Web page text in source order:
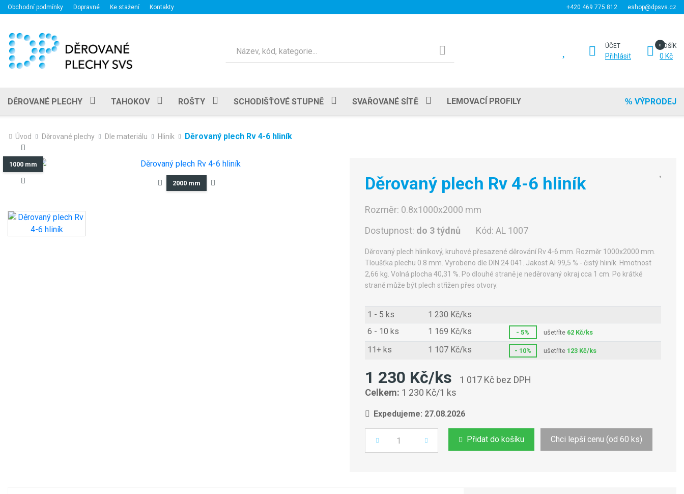
Obchodní podmínky Dopravné Ke stažení Kontakty +420 469 775 812 eshop@dpsvs.cz
ÚČET
Přihlásit
KOŠÍK
0 Kč
DĚROVANÉ PLECHY TAHOKOV ROŠTY SCHODIŠŤOVÉ STUPNĚ SVAŘOVANÉ SÍTĚ LEMOVACÍ PROFILY VÝPRODEJ
Úvod Děrované plechy Dle materiálu Hliník Děrovaný plech Rv 4-6 hliník
1000 mm
2000 mm Děrovaný plech Rv 4-6 hliník
Rozměr: 0.8x1000x2000 mm
Dostupnost: do 3 týdnů Kód: AL 1007
Děrovaný plech hliníkový, kruhové přesazené děrování Rv 4-6 mm. Rozměr 1000x2000 mm.
Tloušťka plechu 0.8 mm. Vyrobeno dle DIN 24 041. Jakost Al 99,5 % - čistý hliník. Hmotnost
2,66 kg. Volná plocha 40,31 %. Po dlouhé straně je neděrovaný okraj cca 1 cm. Po krátké
straně může být plech střižen přes otvory.
1 - 5 ks
1 230 Kč/ks
6 - 10 ks
1 169 Kč/ks - 5% ušetříte 62 Kč/ks
11+ ks 1 107 Kč/ks - 10% ušetříte 123 Kč/ks
1 230 Kč/ks
1 017 Kč bez DPH
Celkem: 1 230 Kč/1 ks
Expedujeme: 27.08.2026
Počet
Přidat do košíku Chci lepší cenu (od 60 ks)